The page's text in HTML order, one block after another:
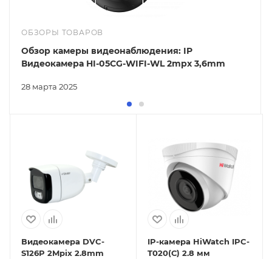
ОБЗОРЫ ТОВАРОВ
28 марта 2025
Обзор камеры видеонаблюдения: IP
Видеокамера HI-05CG-WIFI-WL 2mpx 3,6mm
Видеокамера DVC-
S126P 2Mpix 2.8mm
IP-камера HiWatch IPC-
T020(С) 2.8 мм